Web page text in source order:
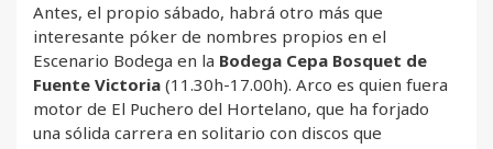
Antes, el propio sábado, habrá otro más que
interesante póker de nombres propios en el
Escenario Bodega en la Bodega Cepa Bosquet de
Fuente Victoria (11.30h-17.00h). Arco es quien fuera
motor de El Puchero del Hortelano, que ha forjado
una sólida carrera en solitario con discos que